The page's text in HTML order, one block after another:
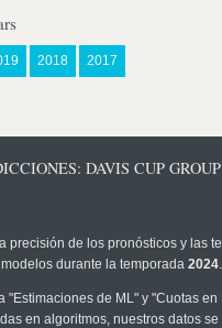
2018 2017
DAVIS CUP
precisión de los pronósticos y las
durante la temporada 2024.
"Estimaciones de ML" y "Cuotas
en algoritmos, nuestros datos